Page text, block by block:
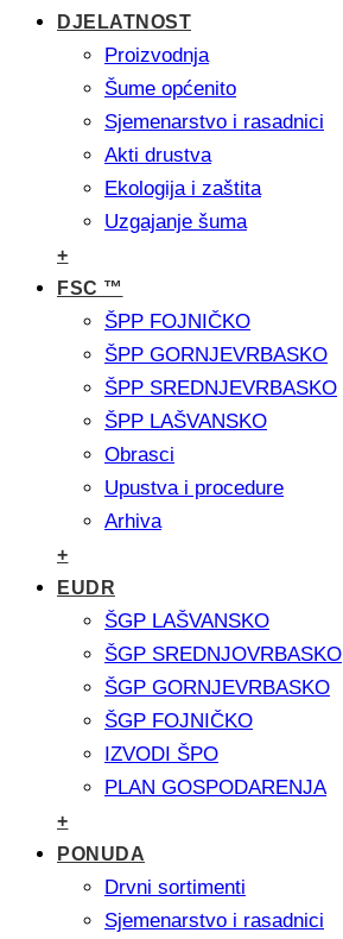
DJELATNOST
Proizvodnja
Šume općenito
Sjemenarstvo i rasadnici
Akti drustva
Ekologija i zaštita
Uzgajanje šuma
+
FSC ™
ŠPP FOJNIČKO
ŠPP GORNJEVRBASKO
ŠPP SREDNJEVRBASKO
ŠPP LAŠVANSKO
Obrasci
Upustva i procedure
Arhiva
+
EUDR
ŠGP LAŠVANSKO
ŠGP SREDNJOVRBASKO
ŠGP GORNJEVRBASKO
ŠGP FOJNIČKO
IZVODI ŠPO
PLAN GOSPODARENJA
+
PONUDA
Drvni sortimenti
Sjemenarstvo i rasadnici